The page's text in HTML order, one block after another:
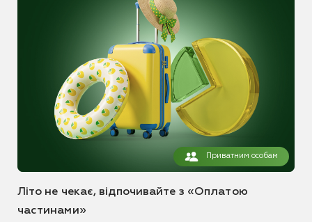
Приватним особам
Літо не чекає, відпочивайте з «Оплатою
частинами»